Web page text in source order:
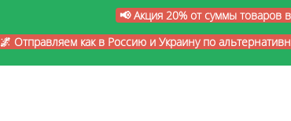
📢 Акция 20% от суммы товаров
🌌 Отправляем как в Россию и Украину по